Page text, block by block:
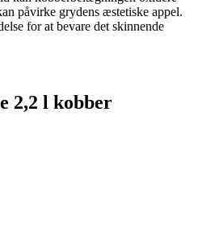
påvirke grydens æstetiske appel.
for at bevare det skinnende
2,2 l kobber